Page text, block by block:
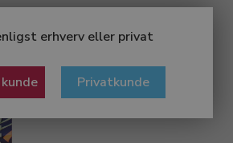
erhverv eller privat
Privatkunde